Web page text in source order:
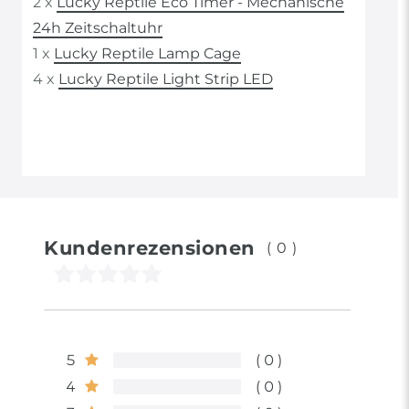
24h Zeitschaltuhr
1 x Lucky Reptile Lamp Cage
4 x Lucky Reptile Light Strip LED
Kundenrezensionen (0)
5
0
4
0